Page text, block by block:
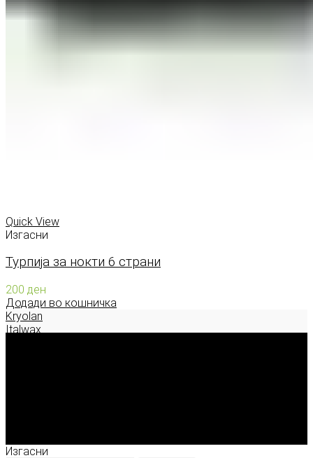
Quick View
Изгасни
Турпија за нокти 6 страни
200 ден
Додади во кошничка
Kryolan
Italwax
Изгасни